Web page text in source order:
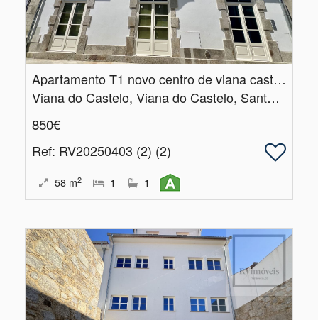
Apartamento T1 novo centro de viana castelo
Viana do Castelo, Viana do Castelo, Santa Maria Maior e Monserrate e Meadela
850€
Ref: RV20250403 (2) (2)
58 m2 1 1